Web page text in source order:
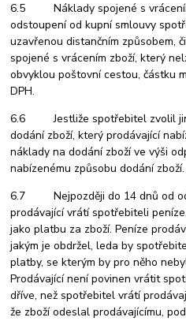
6.5 Náklady spojené s
odstoupení od kupní smlouvy
uzavřenou distančním způsobem,
spojené s vrácením zboží, který
obvyklou poštovní cestou, částku
DPH.
6.6 Jestliže spotřebitel zvolil
dodání zboží, který prodávající
náklady na dodání zboží ve výši
nabízenému způsobu dodání zboží.
6.7 Nejpozději do 14 dnů od
prodávající vrátí spotřebiteli
jako platbu za zboží. Peníze
jakým je obdržel, leda by
platby, se kterým by pro něho
Prodávající není povinen vrátit
dříve, než spotřebitel vrátí
že zboží odeslal prodávajícímu,